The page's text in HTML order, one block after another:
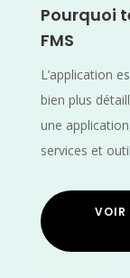
Pourquoi
FMS
L’application
bien plus
une
services et
VOIR